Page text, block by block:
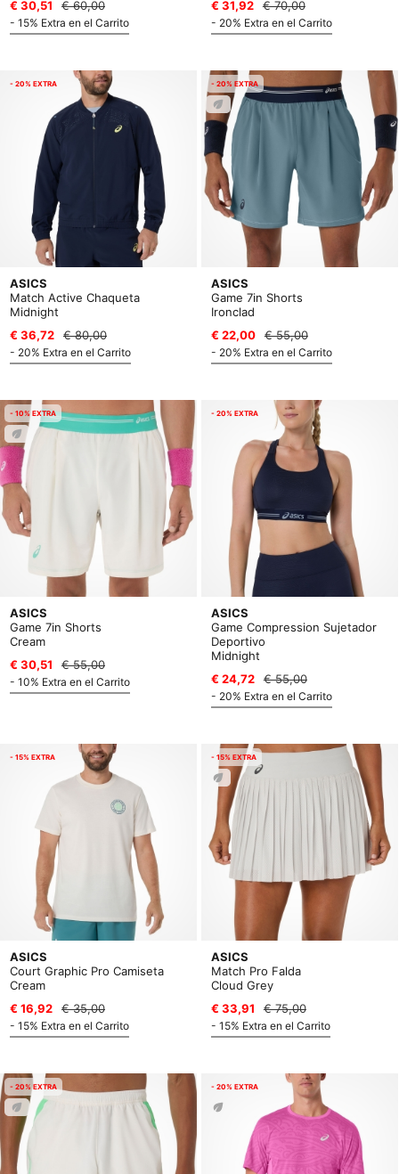
€ 30,51
€ 60,00
- 15% Extra en el Carrito
€ 31,92
€ 70,00
- 20% Extra en el Carrito
- 20% EXTRA
ASICS
Match Active Chaqueta
Midnight
€ 36,72
€ 80,00
- 20% Extra en el Carrito
- 20% EXTRA
ASICS
Game 7in Shorts
Ironclad
€ 22,00
€ 55,00
- 20% Extra en el Carrito
- 10% EXTRA
ASICS
Game 7in Shorts
Cream
€ 30,51
€ 55,00
- 10% Extra en el Carrito
- 20% EXTRA
ASICS
Game Compression Sujetador
Deportivo
Midnight
€ 24,72
€ 55,00
- 20% Extra en el Carrito
- 15% EXTRA
ASICS
Court Graphic Pro Camiseta
Cream
€ 16,92
€ 35,00
- 15% Extra en el Carrito
- 15% EXTRA
ASICS
Match Pro Falda
Cloud Grey
€ 33,91
€ 75,00
- 15% Extra en el Carrito
- 20% EXTRA - 20% EXTRA